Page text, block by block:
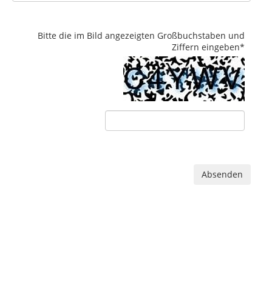
Bitte die im Bild angezeigten Großbuchstaben und
Ziffern eingeben*
Absenden